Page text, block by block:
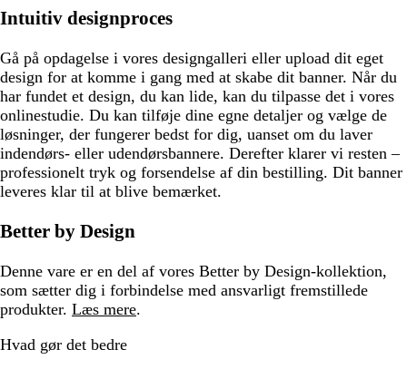
Intuitiv designproces
Gå på opdagelse i vores designgalleri eller upload dit eget
design for at komme i gang med at skabe dit banner. Når du
har fundet et design, du kan lide, kan du tilpasse det i vores
onlinestudie. Du kan tilføje dine egne detaljer og vælge de
løsninger, der fungerer bedst for dig, uanset om du laver
indendørs- eller udendørsbannere. Derefter klarer vi resten –
professionelt tryk og forsendelse af din bestilling. Dit banner
leveres klar til at blive bemærket.
Better by Design
Denne vare er en del af vores Better by Design-kollektion,
som sætter dig i forbindelse med ansvarligt fremstillede
produkter. Læs mere.
Hvad gør det bedre